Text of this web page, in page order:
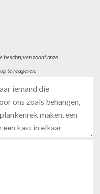
beschrijven zodat onze
te reageren.